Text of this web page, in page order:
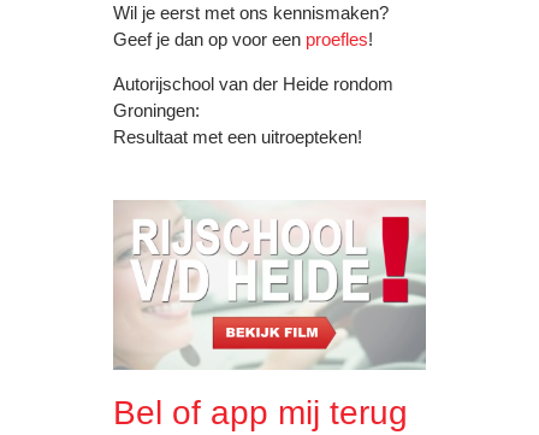
Wil je eerst met ons kennismaken?
Geef je dan op voor een proefles!
Autorijschool van der Heide rondom
Groningen:
Resultaat met een uitroepteken!
Bel of app mij terug